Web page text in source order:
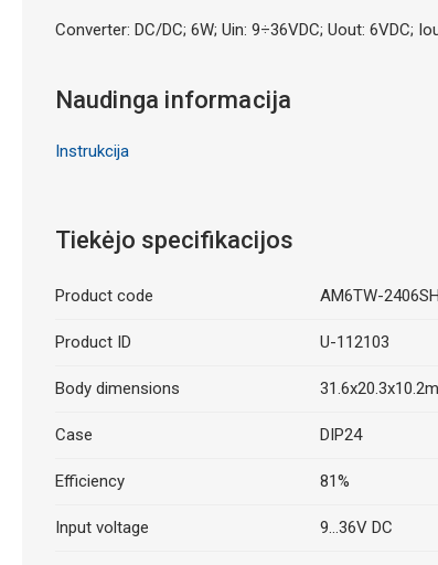
Converter: DC/DC; 6W; Uin: 9÷36VDC; Uout: 6VDC;
Naudinga informacija
Instrukcija
Tiekėjo specifikacijos
Product code AM6TW-
Product ID U-112103
Body dimensions
Case DIP24
Efficiency 81%
Input voltage 9...36V DC